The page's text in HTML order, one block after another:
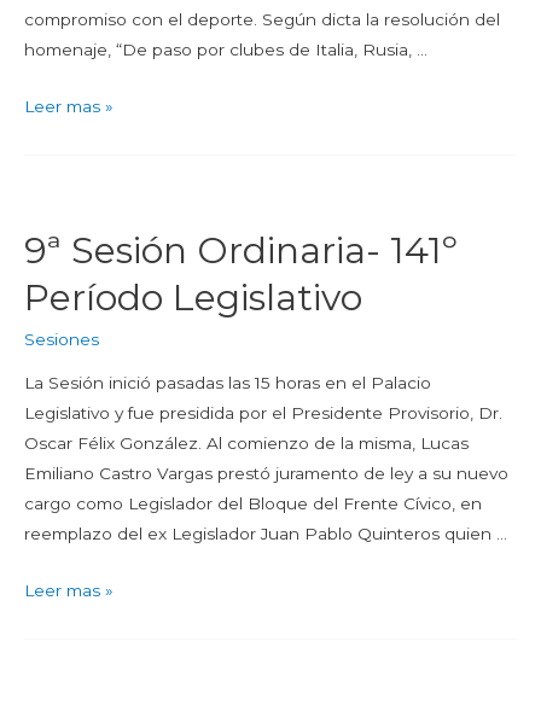
compromiso con el deporte. Según dicta la resolución del
homenaje, “De paso por clubes de Italia, Rusia, …
Leer mas »
9ª Sesión Ordinaria- 141º
Período Legislativo
Sesiones
La Sesión inició pasadas las 15 horas en el Palacio
Legislativo y fue presidida por el Presidente Provisorio, Dr.
Oscar Félix González. Al comienzo de la misma, Lucas
Emiliano Castro Vargas prestó juramento de ley a su nuevo
cargo como Legislador del Bloque del Frente Cívico, en
reemplazo del ex Legislador Juan Pablo Quinteros quien …
Leer mas »